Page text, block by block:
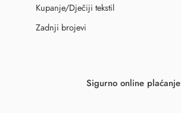
Kupanje/Dječiji tekstil
Zadnji brojevi
Sigurno online plaćanje